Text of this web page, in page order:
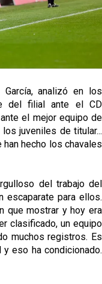
por Rafa
Sow
se vio
delante y
Rodri agita el
analizó en los
del filial ante el CD
el mejor equipo de
juveniles de titular...
hecho los chavales
del trabajo del
escaparate para ellos.
que mostrar y hoy era
clasificado, un equipo
muchos registros. Es
eso ha condicionado.